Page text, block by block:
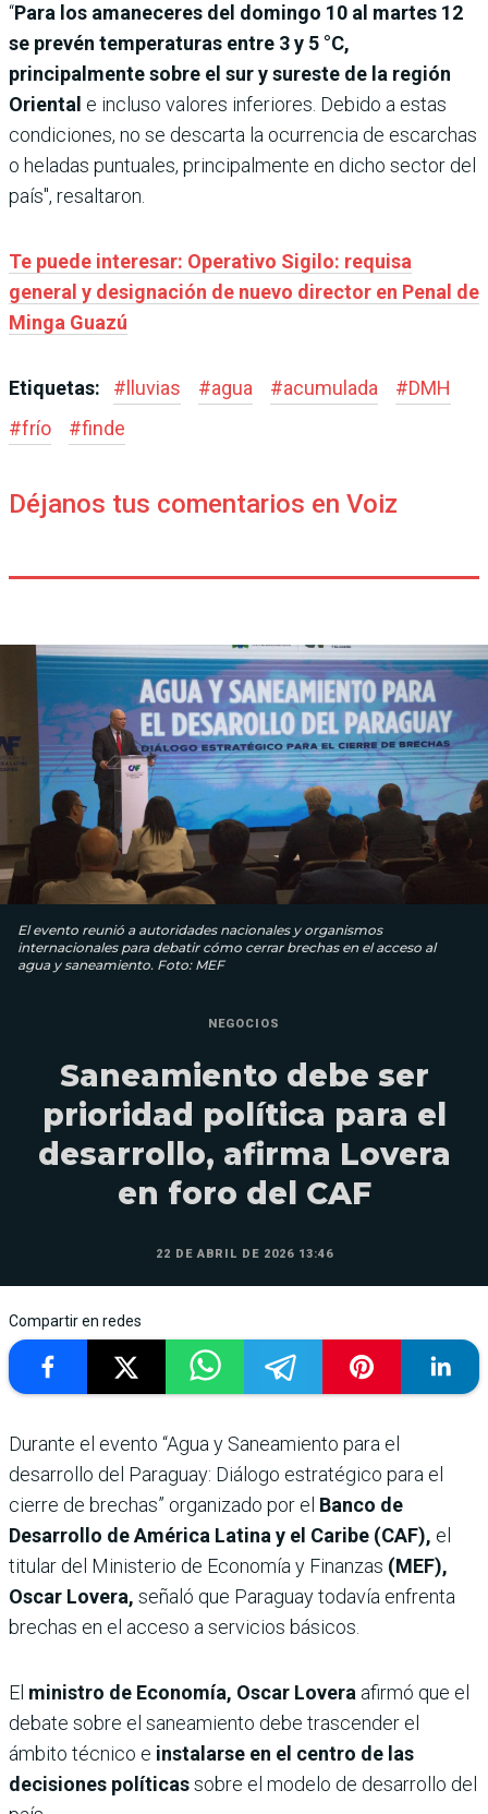
“Para los amaneceres del domingo 10 al martes 12
se prevén temperaturas entre 3 y 5 °C,
principalmente sobre el sur y sureste de la región
Oriental e incluso valores inferiores. Debido a estas
condiciones, no se descarta la ocurrencia de escarchas
o heladas puntuales, principalmente en dicho sector del
país", resaltaron.
Te puede interesar: Operativo Sigilo: requisa
general y designación de nuevo director en Penal de
Minga Guazú
Etiquetas: # lluvias #agua #acumulada #DMH
#frío #finde
Déjanos tus comentarios en Voiz
El evento reunió a autoridades nacionales y organismos
internacionales para debatir cómo cerrar brechas en el acceso al
agua y saneamiento. Foto: MEF
NEGOCIOS
Saneamiento debe ser
prioridad política para el
desarrollo, afirma Lovera
en foro del CAF
22 DE ABRIL DE 2026 13:46
Compartir en redes
Durante el evento “Agua y Saneamiento para el
desarrollo del Paraguay: Diálogo estratégico para el
cierre de brechas” organizado por el Banco de
Desarrollo de América Latina y el Caribe (CAF), el
titular del Ministerio de Economía y Finanzas (MEF),
Oscar Lovera, señaló que Paraguay todavía enfrenta
brechas en el acceso a servicios básicos.
El ministro de Economía, Oscar Lovera afirmó que el
debate sobre el saneamiento debe trascender el
ámbito técnico e instalarse en el centro de las
decisiones políticassobre el modelo de desarrollo del